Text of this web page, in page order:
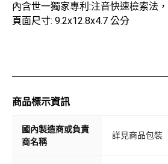
內含世一獨家專利:注音快速檢索法
頁面尺寸: 9.2x12.8x4.7 公分
商品標示資訊
國內製造商或負責
商名稱
詳見商品包裝